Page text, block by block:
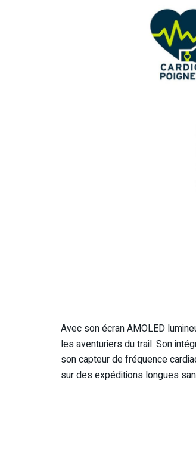
Avec son écran AMOLED
les aventuriers du trail. Son
son capteur de fréquence
sur des expéditions longues